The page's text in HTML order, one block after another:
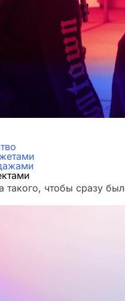
такого, чтобы сразу